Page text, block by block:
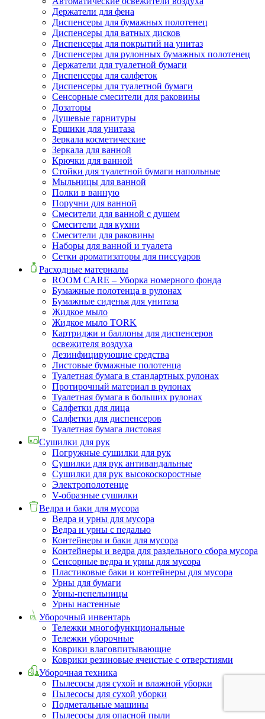
Держатели для фена
Диспенсеры для бумажных полотенец
Диспенсеры для ватных дисков
Диспенсеры для покрытий на унитаз
Диспенсеры для рулонных бумажных полотенец
Держатели для туалетной бумаги
Диспенсеры для салфеток
Диспенсеры для туалетной бумаги
Сенсорные смесители для раковины
Дозаторы
Душевые гарнитуры
Ершики для унитаза
Зеркала косметические
Зеркала для ванной
Крючки для ванной
Стойки для туалетной бумаги напольные
Мыльницы для ванной
Полки в ванную
Поручни для ванной
Смесители для ванной с душем
Смесители для кухни
Смесители для раковины
Наборы для ванной и туалета
Сетки ароматизаторы для писсуаров
Расходные материалы
ROOM CARE – Уборка номерного фонда
Бумажные полотенца в рулонах
Бумажные сиденья для унитаза
Жидкое мыло
Жидкое мыло TORK
Картриджи и баллоны для диспенсеров
освежителя воздуха
Дезинфицирующие средства
Листовые бумажные полотенца
Туалетная бумага в стандартных рулонах
Протирочный материал в рулонах
Туалетная бумага в больших рулонах
Салфетки для лица
Салфетки для диспенсеров
Туалетная бумага листовая
Сушилки для рук
Погружные сушилки для рук
Сушилки для рук антивандальные
Сушилки для рук высокоскоростные
Электрополотенце
V-образные сушилки
Ведра и баки для мусора
Ведра и урны для мусора
Ведра и урны с педалью
Контейнеры и баки для мусора
Контейнеры и ведра для раздельного сбора мусора
Сенсорные ведра и урны для мусора
Пластиковые баки и контейнеры для мусора
Урны для бумаги
Урны-пепельницы
Урны настенные
Уборочный инвентарь
Тележки многофункциональные
Тележки уборочные
Коврики влаговпитывающие
Коврики резиновые ячеистые с отверстиями
Уборочная техника
Пылесосы для сухой и влажной уборки
Пылесосы для сухой уборки
Подметальные машины
Пылесосы для опасной пыли